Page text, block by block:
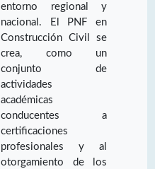
entorno regional y
nacional. El PNF en
Construcción Civil se
crea, como un
conjunto de
actividades
académicas
conducentes a
certificaciones
profesionales y al
otorgamiento de los